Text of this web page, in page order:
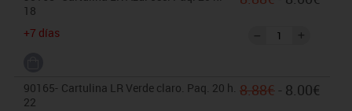
18
+7 días
90165-
22
Cartulina LR Verde claro. Paq. 20 h. 8.88€- 8.00€